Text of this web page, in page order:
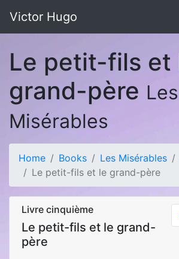
Victor Hugo
Le petit-fils et
grand-père Les
Misérables
Home Books Les Misérables
Le petit-fils et le grand-père
Livre cinquième
Le petit-fils et le grand-
père